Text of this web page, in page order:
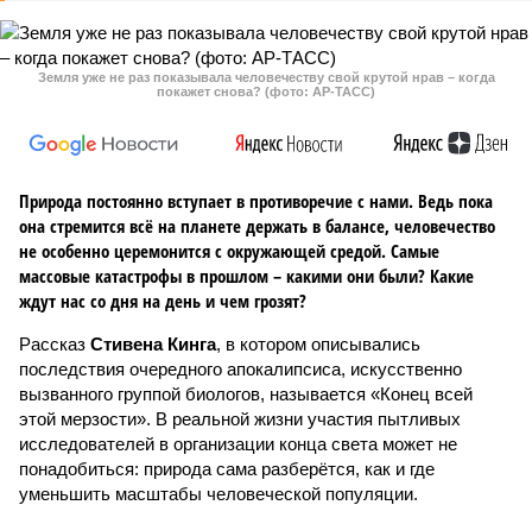
Земля уже не раз показывала человечеству свой крутой нрав – когда
покажет снова? (фото: АР-ТАСС)
Природа постоянно вступает в противоречие с нами. Ведь пока
она стремится всё на планете держать в балансе, человечество
не особенно церемонится с окружающей средой. Самые
массовые катастрофы в прошлом – какими они были? Какие
ждут нас со дня на день и чем грозят?
Рассказ Стивена Кинга, в котором описывались
последствия очередного апокалипсиса, искусственно
вызванного группой биологов, называется «Конец всей
этой мерзости». В реальной жизни участия пытливых
исследователей в организации конца света может не
понадобиться: природа сама разберётся, как и где
уменьшить масштабы человеческой популяции.